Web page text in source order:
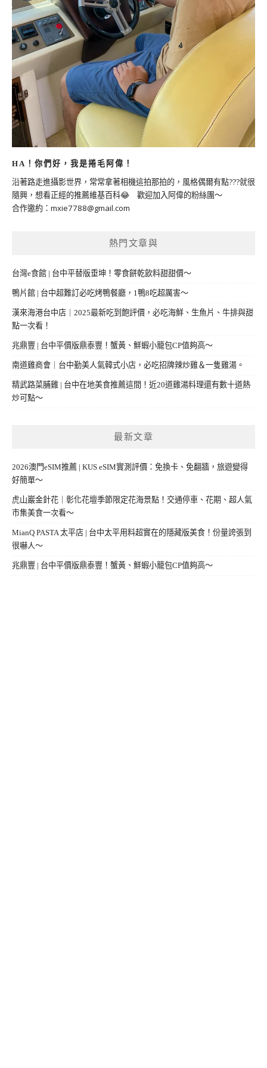
HA！你們好，我是捲毛阿偉！
沿著路走進攝影世界，常常拿著相機這拍那拍的，風格偶爾有點???就很
隨興，想看正經的推薦維基百科😂 歡迎加入阿偉的粉絲團～
合作邀約： mxie7788@gmail.com
熱門文章與
台灣e食館 | 台中平替版垂坤！零食餅乾飲料甜甜價～
鴨片館 | 台中超難訂必吃烤鴨餐廳，1鴨8吃超厲害～
漢來海港台中店｜2025最新吃到飽評價，必吃海鮮、生魚片、牛排與甜
點一次看！
兆鼎豐 | 台中平價版鼎泰豐！蟹黃、鮮蝦小籠包CP值夠高～
南道雞商會｜台中勤美人氣韓式小店，必吃招牌辣炒雞＆一隻雞湯。
精武路菜脯雞 | 台中在地美食推薦這間！近20道雞湯料理還有數十道熱
炒可點～
最新文章
2026澳門eSIM推薦 | KUS eSIM實測評價：免換卡、免翻牆，旅遊變得
好簡單～
虎山巖金針花｜彰化花壇季節限定花海景點！交通停車、花期、超人氣
市集美食一次看～
MianQ PASTA 太平店 | 台中太平用料超實在的隱藏版美食！份量誇張到
很嚇人～
兆鼎豐 | 台中平價版鼎泰豐！蟹黃、鮮蝦小籠包CP值夠高～